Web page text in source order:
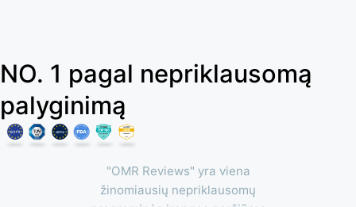
NO. 1 pagal nepriklausomą
palyginimą
"OMR Reviews" yra viena
žinomiausių nepriklausomų